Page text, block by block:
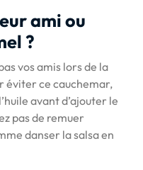
ami ou
?
vos amis lors de la
éviter ce cauchemar,
avant d’ajouter le
pas de remuer
danser la salsa en